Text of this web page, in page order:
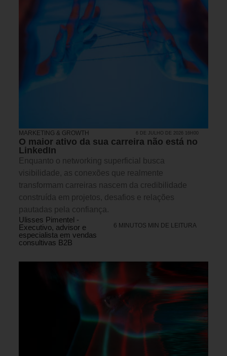
MARKETING & GROWTH 6 DE JULHO DE 2026 16H00
O maior ativo da sua carreira não está no
LinkedIn
Enquanto o networking superficial busca
visibilidade, as conexões que realmente
transformam carreiras nascem da credibilidade
construída em projetos, desafios e relações
pautadas pela confiança.
Ulisses Pimentel -
Executivo, advisor e
especialista em vendas
consultivas B2B
6 MINUTOS MIN DE LEITURA